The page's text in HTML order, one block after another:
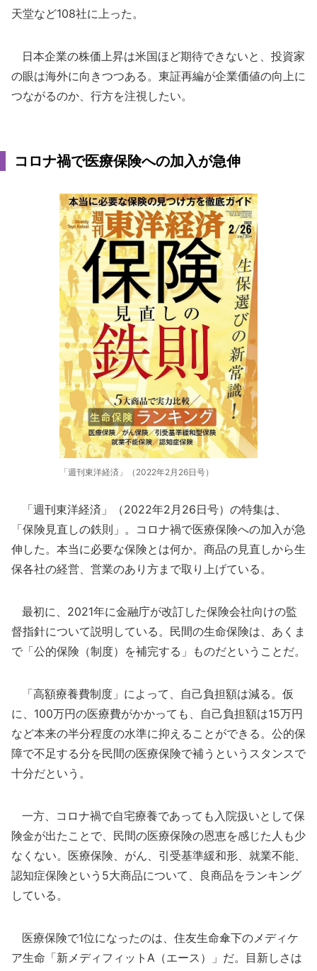
天堂など108社に上った。
日本企業の株価上昇は米国ほど期待できないと、投資家
の眼は海外に向きつつある。東証再編が企業価値の向上に
つながるのか、行方を注視したい。
コロナ禍で医療保険への加入が急伸
「週刊東洋経済」（2022年2月26日号）
「週刊東洋経済」（2022年2月26日号）の特集は、
「保険見直しの鉄則」。コロナ禍で医療保険への加入が急
伸した。本当に必要な保険とは何か。商品の見直しから生
保各社の経営、営業のあり方まで取り上げている。
最初に、2021年に金融庁が改訂した保険会社向けの監
督指針について説明している。民間の生命保険は、あくま
で「公的保険（制度）を補完する」ものだということだ。
「高額療養費制度」によって、自己負担額は減る。仮
に、100万円の医療費がかかっても、自己負担額は15万円
など本来の半分程度の水準に抑えることができる。公的保
障で不足する分を民間の医療保険で補うというスタンスで
十分だという。
一方、コロナ禍で自宅療養であっても入院扱いとして保
険金が出たことで、民間の医療保険の恩恵を感じた人も少
なくない。医療保険、がん、引受基準緩和形、就業不能、
認知症保険という5大商品について、良商品をランキング
している。
医療保険で1位になったのは、住友生命傘下のメディケ
ア生命「新メディフィットA（エース）」だ。目新しさは